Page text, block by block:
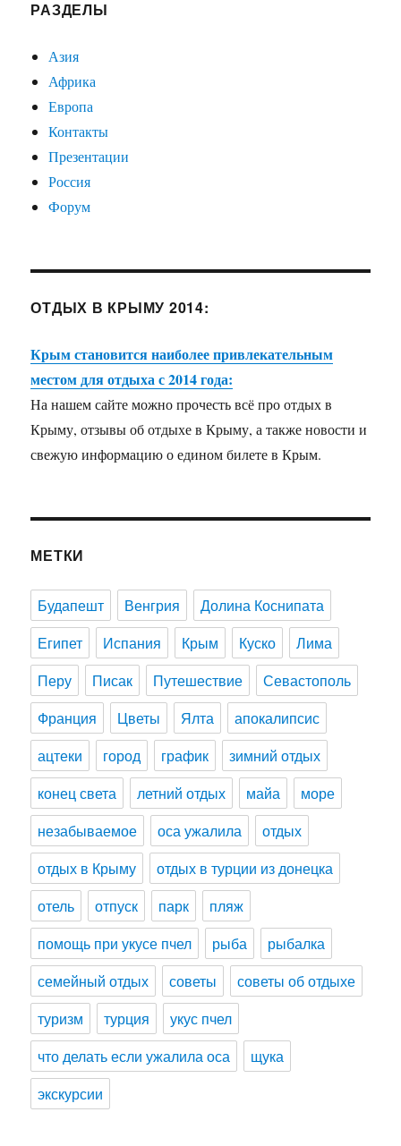
РАЗДЕЛЫ
Азия
Африка
Европа
Контакты
Презентации
Россия
Форум
ОТДЫХ В КРЫМУ 2014:
Крым становится наиболее привлекательным
местом для отдыха с 2014 года:
На нашем сайте можно прочесть всё про отдых в
Крыму, отзывы об отдыхе в Крыму, а также новости и
свежую информацию о едином билете в Крым.
МЕТКИ
Будапешт Венгрия
Долина Коснипата
Египет
Испания Крым Куско
Лима
Перу
Писак Путешествие
Севастополь
Франция
Цветы Ялта
апокалипсис
ацтеки
город график
зимний отдых
конец света
летний отдых майа
море
незабываемое
оса ужалила
отдых
отдых в Крыму
отдых в турции из донецка
отель
отпуск парк
пляж
помощь при укусе пчел
рыба
рыбалка
семейный отдых
советы
советы об отдыхе
туризм
турция
укус пчел
что делать если ужалила оса
щука
экскурсии